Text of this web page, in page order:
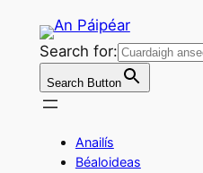
content
Search for:
Search Button
Anailís
Béaloideas